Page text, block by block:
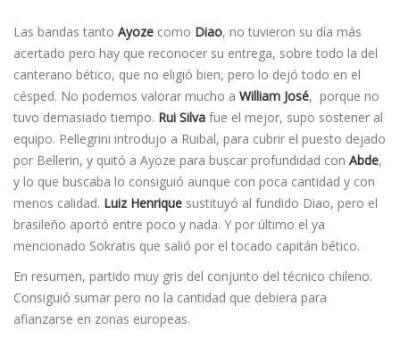
Las bandas tanto Ayoze como Diao, no tuvieron su día más
acertado pero hay que reconocer su entrega, sobre todo la del
canterano bético, que no eligió bien, pero lo dejó todo en el
césped. No podemos valorar mucho a William José, porque no
tuvo demasiado tiempo. Rui Silva fue el mejor, supo sostener al
equipo. Pellegrini introdujo a Ruibal, para cubrir el puesto dejado
por Bellerin, y quitó a Ayoze para buscar profundidad con Abde,
y lo que buscaba lo consiguió aunque con poca cantidad y con
menos calidad. Luiz Henrique sustituyó al fundido Diao, pero el
brasileño aportó entre poco y nada. Y por último el ya
mencionado Sokratis que salió por el tocado capitán bético.
En resumen, partido muy gris del conjunto del técnico chileno.
Consiguió sumar pero no la cantidad que debiera para
afianzarse en zonas europeas.